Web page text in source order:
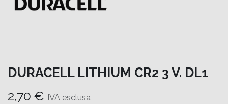
DURACELL LITHIUM CR2 3 V. DL1
2,70 € IVA esclusa